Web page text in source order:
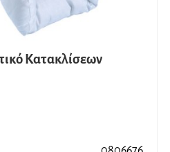
Κατακλίσεων